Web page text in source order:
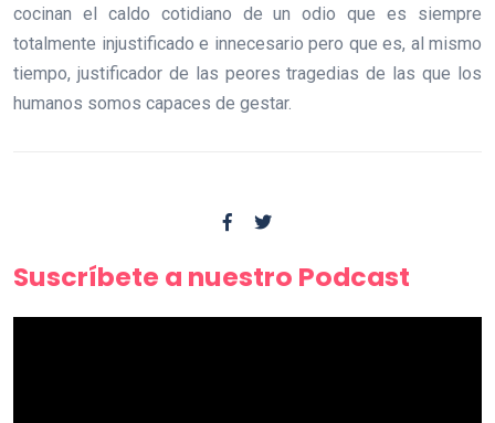
cocinan el caldo cotidiano de un odio que es siempre
totalmente injustificado e innecesario pero que es, al mismo
tiempo, justificador de las peores tragedias de las que los
humanos somos capaces de gestar.
Suscríbete a nuestro Podcast